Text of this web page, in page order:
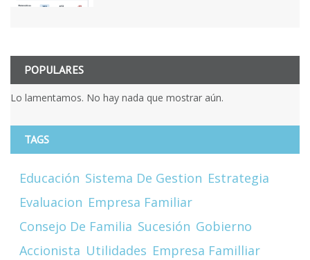
POPULARES
Lo lamentamos. No hay nada que mostrar aún.
TAGS
Educación Sistema De Gestion Estrategia
Evaluacion Empresa Familiar
Consejo De Familia Sucesión Gobierno
Accionista Utilidades Empresa Familliar